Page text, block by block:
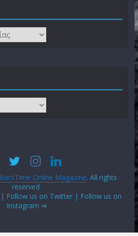
Online Magazine. All rights
reserved.
| Follow us on Twitter | Follow us on
Instagram ⇛